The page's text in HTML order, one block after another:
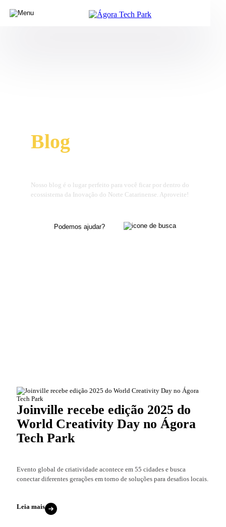
Blog
Nosso blog é o lugar perfeito para você ficar por dentro do
ecossistema da Inovação do Norte Catarinense. Aproveite!
Joinville recebe edição 2025 do
World Creativity Day no Ágora
Tech Park
Evento global de criatividade acontece em 55 cidades e busca
conectar diferentes gerações em torno de soluções para desafios locais.
Leia mais